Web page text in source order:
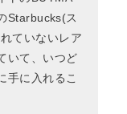
Starbucks(ス
ていないレア
いて、いつど
手に入れるこ